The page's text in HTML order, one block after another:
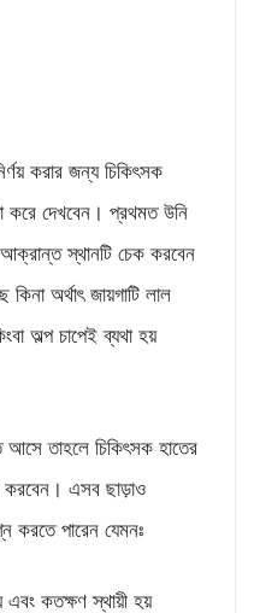
করার জন্য চিকিৎসক
করে দেখবেন। প্রথমত উনি
স্থানটি চেক করবেন
অর্থাৎ জায়গাটি লাল
অল্প চাপেই ব্যথা হয়
আসে তাহলে চিকিৎসক হাতের
করবেন। এসব ছাড়াও
করতে পারেন যেমনঃ
কতক্ষণ স্থায়ী হয়